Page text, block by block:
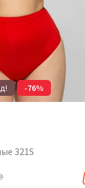
-76%
321S